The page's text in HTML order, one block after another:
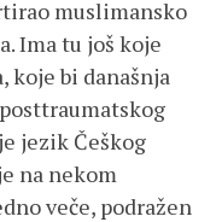
muslimansko
Ima tu još koje
koje bi današnja
jezik Češkog
na nekom
veče, podražen